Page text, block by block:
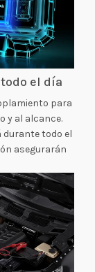
el día
para
y al alcance.
durante todo el
asegurarán